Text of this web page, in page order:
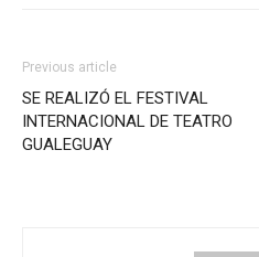
Previous article
SE REALIZÓ EL FESTIVAL
INTERNACIONAL DE TEATRO
GUALEGUAY